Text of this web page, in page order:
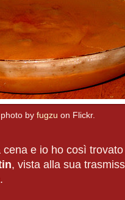
photo by fugzu on Flickr.
e io ho così
, vista alla sua